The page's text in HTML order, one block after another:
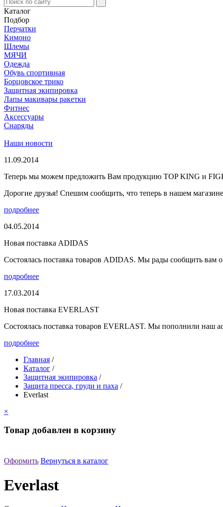
Каталог
Подбор
Перчатки
Кимоно
Шлемы
МЯЧИ
Одежда
Обувь спортивная
Борцовское трико
Защитная экипировка
Лапы макивары ракетки
Фитнес
Аксессуары
Снаряды
Наши новости
11.09.2014
Теперь мы можем предложить Вам продукцию TOP KING и
Дорогие друзья! Спешим сообщить, что теперь в нашем
подробнее
04.05.2014
Новая поставка ADIDAS
Состоялась поставка товаров ADIDAS. Мы рады сообщить вам
подробнее
17.03.2014
Новая поставка EVERLAST
Состоялась поставка товаров EVERLAST. Мы пополнили наш
подробнее
Главная /
Каталог /
Защитная экипировка /
Защита пресса, груди и паха /
Everlast
×
Товар добавлен в корзину
Оформить Вернуться в каталог
Everlast